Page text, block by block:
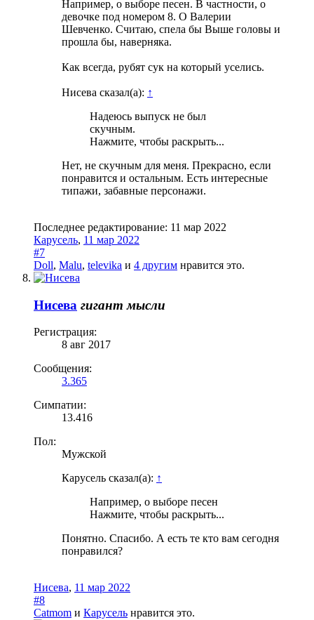
Например, о выборе песен. В частности, о
девочке под номером 8. О Валерии
Шевченко. Считаю, спела бы Выше головы и
прошла бы, наверняка.
Как всегда, рубят сук на который уселись.
Нисева сказал(а): ↑
Надеюсь выпуск не был
скучным.
Нажмите, чтобы раскрыть...
Нет, не скучным для меня. Прекрасно, если
понравится и остальным. Есть интересные
типажи, забавные персонажи.
Последнее редактирование: 11 мар 2022
Карусель, 11 мар 2022
#7
Doll, Malu, televika и 4 другим нравится это.
Нисева гигант мысли
Регистрация:
8 авг 2017
Сообщения:
3.365
Симпатии:
13.416
Пол:
Мужской
Карусель сказал(а): ↑
Например, о выборе песен
Нажмите, чтобы раскрыть...
Понятно. Спасибо. А есть те кто вам сегодня
понравился?
Нисева, 11 мар 2022
#8
Catmom и Карусель нравится это.